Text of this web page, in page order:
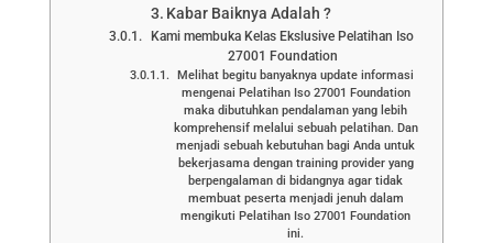
Kabar Baiknya Adalah ?
Kami membuka Kelas Ekslusive Pelatihan Iso
27001 Foundation
Melihat begitu banyaknya update informasi
mengenai Pelatihan Iso 27001 Foundation
maka dibutuhkan pendalaman yang lebih
komprehensif melalui sebuah pelatihan. Dan
menjadi sebuah kebutuhan bagi Anda untuk
bekerjasama dengan training provider yang
berpengalaman di bidangnya agar tidak
membuat peserta menjadi jenuh dalam
mengikuti Pelatihan Iso 27001 Foundation
ini.